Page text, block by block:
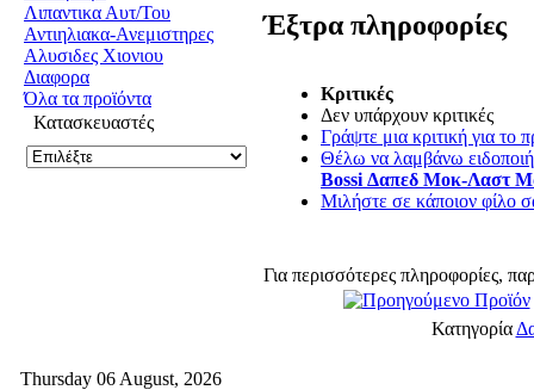
Λιπαντικα Αυτ/Του
Αντιηλιακα-Ανεμιστηρες
Αλυσιδες Χιονιου
Διαφορα
Όλα τα προϊόντα
Κατασκευαστές
Έξτρα πληροφορίες
Κριτικές
Δεν υπάρχουν κριτικές
Γράψτε μια κριτική για το
Θέλω να λαμβάνω
Bossi Δαπεδ Μοκ-Λαστ
Μιλήστε σε κάποιον φίλο
Για περισσότερες πληροφορίες,
Κατηγορία
Thursday 06 August, 2026